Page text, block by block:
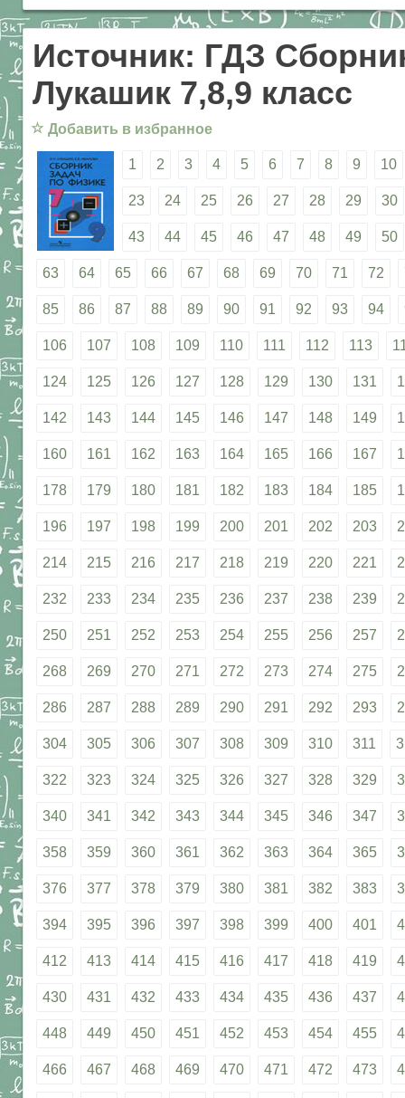
Источник: ГДЗ
Лукашик 7,8,9 класс
☆ Добавить в избранное
1 2 3 4 5 6 7 8 9 10
23 24 25 26 27 28 29 30
43 44 45 46 47 48 49 50
63 64 65 66 67 68 69 70 71 72
85 86 87 88 89 90 91 92 93 94
106 107 108 109 110 111 112 113
124 125 126 127 128 129 130 131
142 143 144 145 146 147 148 149
160 161 162 163 164 165 166 167
178 179 180 181 182 183 184 185
196 197 198 199 200 201 202 203
214 215 216 217 218 219 220 221
232 233 234 235 236 237 238 239
250 251 252 253 254 255 256 257
268 269 270 271 272 273 274 275
286 287 288 289 290 291 292 293
304 305 306 307 308 309 310 311
322 323 324 325 326 327 328 329
340 341 342 343 344 345 346 347
358 359 360 361 362 363 364 365
376 377 378 379 380 381 382 383
394 395 396 397 398 399 400 401
412 413 414 415 416 417 418 419
430 431 432 433 434 435 436 437
448 449 450 451 452 453 454 455
466 467 468 469 470 471 472 473